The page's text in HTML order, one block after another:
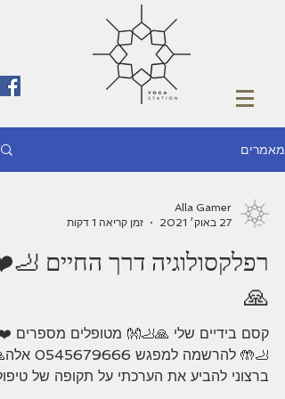
מאמרים
Alla Gamer
27 באוק׳ 2021
זמן קריאה 1 דקות
רפלקסולוגיה דרך החיים
🙏
קסם בידיים שלי 🙏🦶👐 מטופלים מספרים
🦶🤲 להרשמה למפגש
ברצוני להביע את הערכתי על תקופה של